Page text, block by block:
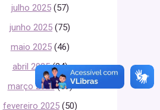
julho 2025(57)
junho 2025 (75)
maio 2025(46)
abril 2025(34)
março 2025(59)
fevereiro 2025(50)